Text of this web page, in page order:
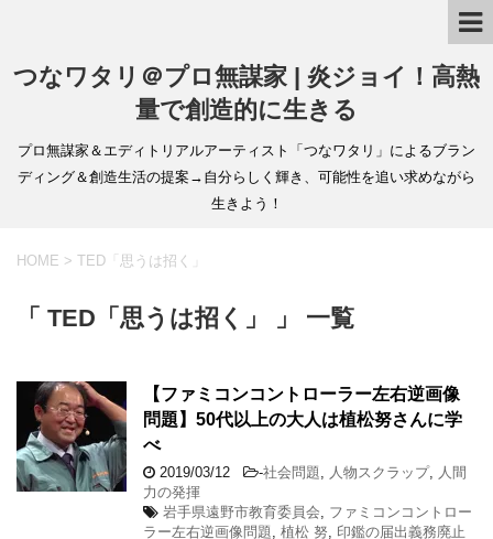
つなワタリ＠プロ無謀家 | 炎ジョイ！高熱
量で創造的に生きる
プロ無謀家＆エディトリアルアーティスト「つなワタリ」によるブラン
ディング＆創造生活の提案→自分らしく輝き、可能性を追い求めながら
生きよう！
HOME > TED「思うは招く」
「 TED「思うは招く」 」 一覧
【ファミコンコントローラー左右逆画像
問題】50代以上の大人は植松努さんに学
べ
2019/03/12 -社会問題 人物スクラップ,
人間
力の発揮
岩手県遠野市教育委員会
ファミコンコントロー
ラー左右逆画像問題
植松 努
印鑑の届出義務廃止